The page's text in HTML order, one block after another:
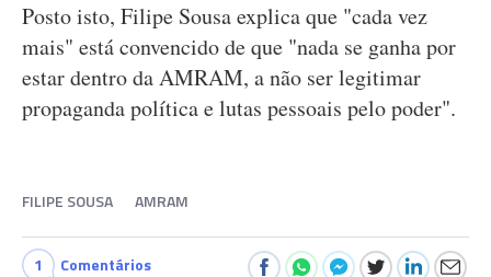
Posto isto, Filipe Sousa explica que "cada vez
mais" está convencido de que "nada se ganha por
estar dentro da AMRAM, a não ser legitimar
propaganda política e lutas pessoais pelo poder".
FILIPE SOUSA AMRAM
1 Comentários